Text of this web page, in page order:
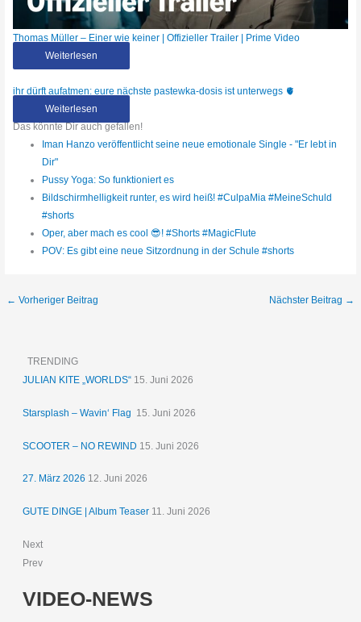
Thomas Müller – Einer wie keiner | Offizieller Trailer | Prime Video
Weiterlesen
ihr dürft aufatmen: eure nächste pastewka-dosis ist unterwegs 🫀
Weiterlesen
Das könnte Dir auch gefallen!
Iman Hanzo veröffentlicht seine neue emotionale Single - "Er lebt in
Dir"
Pussy Yoga: So funktioniert es
Bildschirmhelligkeit runter, es wird heiß! #CulpaMia #MeineSchuld
#shorts
Oper, aber mach es cool 😎! #Shorts #MagicFlute
POV: Es gibt eine neue Sitzordnung in der Schule #shorts
← Vorheriger Beitrag Nächster Beitrag →
TRENDING
JULIAN KITE „WORLDS“ 15. Juni 2026
Starsplash – Wavin‘ Flag 15. Juni 2026
SCOOTER – NO REWIND 15. Juni 2026
27. März 2026 12. Juni 2026
GUTE DINGE | Album Teaser 11. Juni 2026
Next
Prev
VIDEO-NEWS